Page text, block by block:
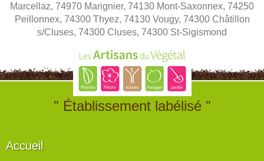
Marcellaz, 74970 Marignier, 74130 Mont-Saxonnex, 74250
Peillonnex, 74300 Thyez, 74130 Vougy, 74300 Châtillon
s/Cluses, 74300 Cluses, 74300 St-Sigismond
" Établissement labélisé "
Accueil